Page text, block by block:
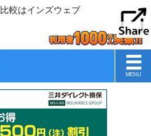
較はインズウェブ